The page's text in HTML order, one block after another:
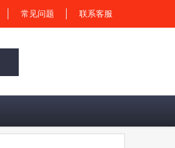
常见问题 联系客服